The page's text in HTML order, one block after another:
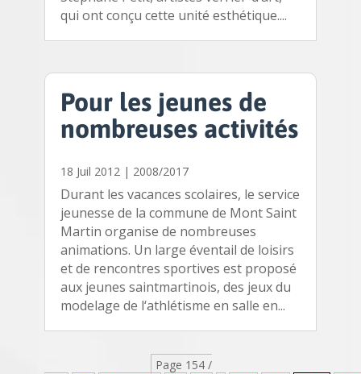
qui ont conçu cette unité esthétique....
Pour les jeunes de
nombreuses activités
18 Juil 2012 | 2008/2017
Durant les vacances scolaires, le service
jeunesse de la commune de Mont Saint
Martin organise de nombreuses
animations. Un large éventail de loisirs
et de rencontres sportives est proposé
aux jeunes saintmartinois, des jeux du
modelage de l‘athlétisme en salle en...
Page 154 /